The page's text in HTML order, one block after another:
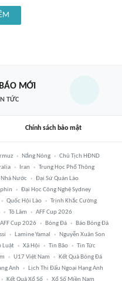
MỚI
TỨC
Chính sách bảo mật
Nắng Nóng
Chủ Tịch HĐND
Iran
Trung Học Phổ Thông
Nước
Đại Sứ Quán Lào
Đại Học Công Nghệ Sydney
Quốc Hội Lào
Trịnh Khắc Cường
Tô Lâm
AFF Cup 2026
Cup 2026 Bóng Đá
Báo Bóng Đá
Lamine Yamal
Nguyễn Xuân Son
Luật Xã Hội Tin Bão
Tin Tức
U17 Việt Nam
Kết Quả Bóng Đá
Anh
Lịch Thi Đấu Ngoại Hạng Anh
Kết Quả Xổ Số Xổ Số Miền Nam